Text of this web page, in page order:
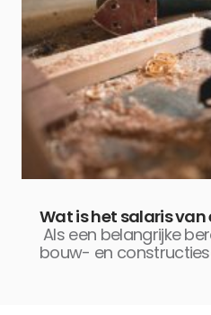
Wat is het salaris
Als een belangrijke
bouw- en